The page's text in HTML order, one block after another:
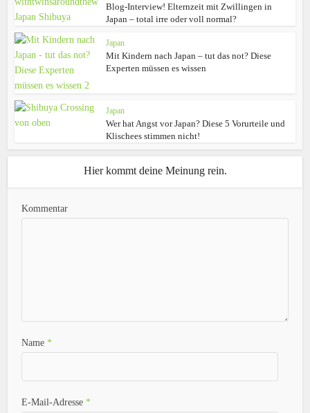
Blog-Interview! Elternzeit mit Zwillingen in
Japan – total irre oder voll normal?
Japan
Mit Kindern nach Japan – tut das not? Diese
Experten müssen es wissen
Japan
Wer hat Angst vor Japan? Diese 5 Vorurteile und
Klischees stimmen nicht!
Hier kommt deine Meinung rein.
Kommentar
Name *
E-Mail-Adresse *